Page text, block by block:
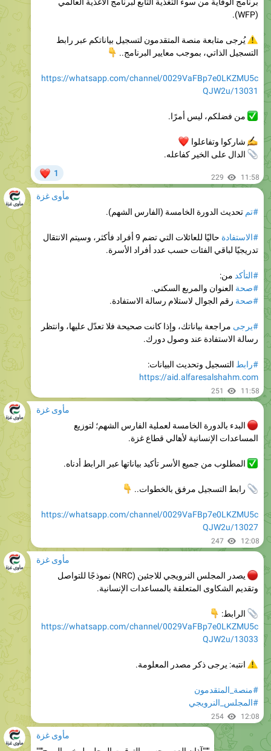
يُرجى متابعة منصة المتقدمون لتسجيل بياناتكم عبر رابط
https://whatsapp.com/channel/0029VaFBp7e0LKZMU5c
من فضلكم، ليس أمرًا.
شاركوا وتفاعلوا
229 11:58
مأوى غزة
#تمتحديث الدورة الخامسة (الفارس الشهم).
#الاستفادة
حاليًا للعائلات التي تضم 9 أفراد فأكثر، وسيتم الانتقال
#التأكد من:
#صحة رقم الجوال لاستلام رسالة الاستفادة.
#يرجى مراجعة بياناتك، وإذا كانت صحيحة فلا تعدّل عليها، وانتظر
#رابط التسجيل وتحديث البيانات:
251 11:58
البدء بالدورة الخامسة لعملية الفارس الشهم؛ لتوزيع
المطلوب من جميع الأسر تأكيد بياناتها عبر الرابط أدناه.
رابط التسجيل مرفق بالخطوات..
👇
https://whatsapp.com/channel/0029VaFBp7e0LKZMU5c
247 12:08
يصدر المجلس النرويجي للاجئين (NRC) نموذجًا للتواصل
الرابط:
QJW2u/13033
انتبه: يرجى ذكر مصدر المعلومة.
#منصة_المتقدمون
254 12:08
"""آذان العصر حسب التوقيت المحلي لمخيم البريج"""